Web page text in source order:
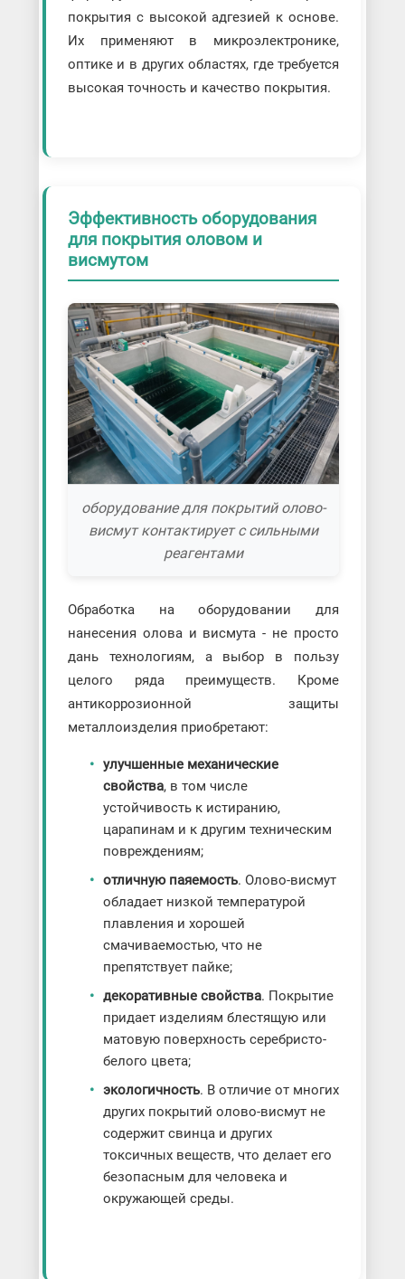
покрытия с высокой адгезией к основе.
Их применяют в микроэлектронике,
оптике и в других областях, где требуется
высокая точность и качество покрытия.
Эффективность оборудования
для покрытия оловом и
висмутом
оборудование для покрытий олово-
висмут контактирует с сильными
реагентами
Обработка на оборудовании для
нанесения олова и висмута - не просто
дань технологиям, а выбор в пользу
целого ряда преимуществ. Кроме
антикоррозионной защиты
металлоизделия приобретают:
улучшенные механические
свойства, в том числе
устойчивость к истиранию,
царапинам и к другим техническим
повреждениям;
отличную паяемость. Олово-висмут
обладает низкой температурой
плавления и хорошей
смачиваемостью, что не
препятствует пайке;
декоративные свойства. Покрытие
придает изделиям блестящую или
матовую поверхность серебристо-
белого цвета;
экологичность. В отличие от многих
других покрытий олово-висмут не
содержит свинца и других
токсичных веществ, что делает его
безопасным для человека и
окружающей среды.